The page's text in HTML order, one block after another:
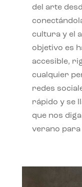
del arte
cultura y el
objetivo es
accesible,
cualquier
redes
rápido y se
que nos
verano para